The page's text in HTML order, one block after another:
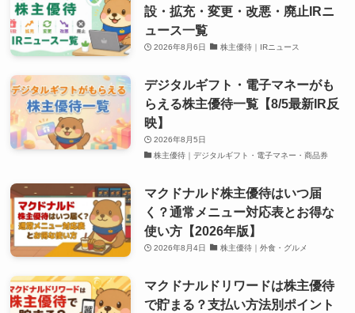
設・拡充・変更・改悪・廃止IRニ
ュース一覧
2026年8月6日 株主優待｜IRニュース
デジタルギフト・電子マネーがも
らえる株主優待一覧【8/5最新IR反
映】
2026年8月5日
株主優待｜デジタルギフト・電子マネー・商品券
マクドナルド株主優待はいつ届
く？通常メニュー対応表とお得な
使い方【2026年版】
2026年8月4日 株主優待｜外食・グルメ
マクドナルドリワードは株主優待
で貯まる？支払い方法別ポイント